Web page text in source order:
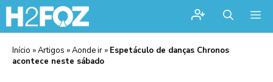
Início »Artigos »Aonde ir » Espetáculo de danças Chronos
acontece neste sábado